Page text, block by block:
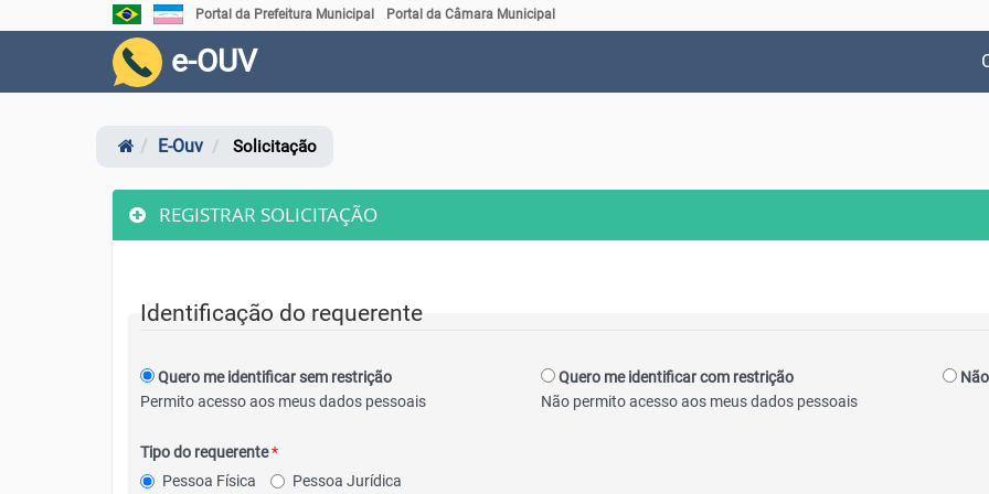
Link
externo
para
Portal
Brasil
Link
externo
para
Portal
Estado
Portal da Prefeitura Municipal Portal da Câmara Municipal
e-OUV
E-Ouv Solicitação
REGISTRAR SOLICITAÇÃO
Identificação do requerente
Quero me identificar sem restrição
Permito acesso aos meus dados pessoais
Quero me identificar com restrição
Não permito acesso aos meus dados pessoais
Tipo do requerente*
Pessoa Física
Pessoa Jurídica